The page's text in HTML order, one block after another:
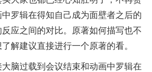
罗辑在得知自己成为面壁者之后的
应之间的对比。原著如何描写也不
解建议直接进行一个原著的看。
脑过载到会议结束和动画中罗辑在